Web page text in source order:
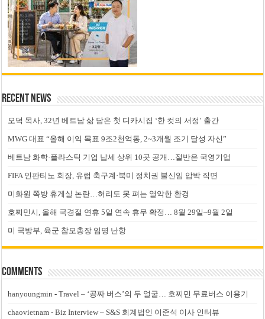
Recent News
오덕 목사, 32년 베트남 삶 담은 첫 디카시집 ‘한 컷의 서정’ 출간
MWG 대표 “올해 이익 목표 9조2천억동, 2~3개월 조기 달성 자신”
베트남 화학·플라스틱 기업 납세 상위 10곳 공개…절반은 국영기업
FIFA 인판티노 회장, 유럽 축구계·북미 정치권 불신임 압박 직면
미화원 쪽방 휴게실 논란…허리도 못 펴는 열악한 환경
호찌민시, 올해 국경절 연휴 5일 연속 휴무 확정… 8월 29일~9월 2일
미 국방부, 육군 참모총장 임명 난항
Comments
hanyoungmin -Travel – ‘공짜 버스’의 두 얼굴… 호찌민 무료버스 이용기
chaovietnam -Biz Interview – S&S 회계법인 이준석 이사 인터뷰